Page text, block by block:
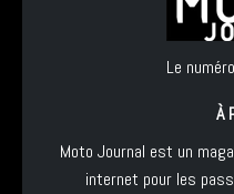
Le
À
Moto Journal est un
internet pour les